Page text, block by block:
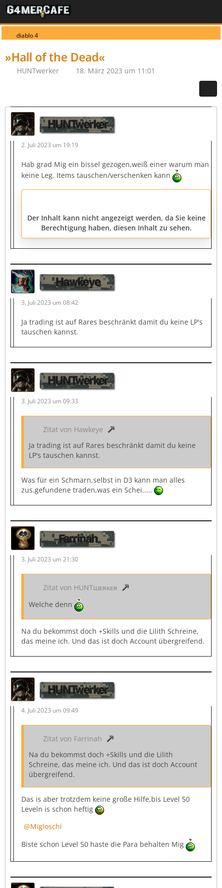
diablo 4
»Hall of the Dead«
HUNTwerker 18. März 2023 um 11:01
HUNTwerker
2. Juli 2023 um 19:19
Hab grad Mig ein bissel gezogen,weiß einer warum man
keine Leg. Items tauschen/verschenken kann
Der Inhalt kann nicht angezeigt werden, da Sie keine
Berechtigung haben, diesen Inhalt zu sehen.
Hawkeye
3. Juli 2023 um 08:42
Ja trading ist auf Rares beschränkt damit du keine LP's
tauschen kannst.
HUNTwerker
3. Juli 2023 um 09:33
Zitat von Hawkeye
Ja trading ist auf Rares beschränkt damit du keine
LP's tauschen kannst.
Was für ein Schmarn,selbst in D3 kann man alles
zus.gefundene traden,was ein Schei.....
Farrinah
3. Juli 2023 um 21:30
Zitat von HUNTшᴇʀᴋᴇʀ
Welche denn
Na du bekommst doch +Skills und die Lilith Schreine,
das meine ich. Und das ist doch Account übergreifend.
HUNTwerker
4. Juli 2023 um 09:49
Zitat von Farrinah
Na du bekommst doch +Skills und die Lilith
Schreine, das meine ich. Und das ist doch Account
übergreifend.
Das is aber trotzdem keine große Hilfe,bis Level 50
Leveln is schon heftig
Migloschi
Biste schon Level 50 haste die Para behalten Mig